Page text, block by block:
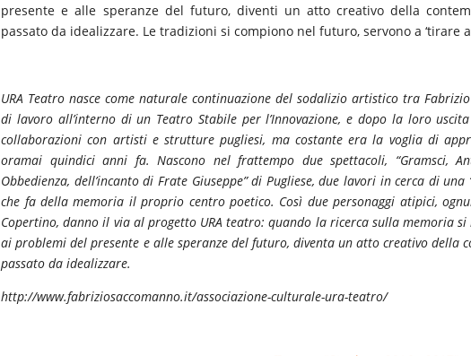
presente e alle speranze del futuro, diventi un atto creativo della
passato da idealizzare. Le tradizioni si compiono nel futuro, servono a ‘tirare
URA Teatro nasce come naturale continuazione del sodalizio artistico tra
di lavoro all’interno di un Teatro Stabile per l’Innovazione, e dopo la loro
collaborazioni con artisti e strutture pugliesi, ma costante era la voglia di
oramai quindici anni fa. Nascono nel frattempo due spettacoli, “Gramsci,
Obbedienza, dell’incanto di Frate Giuseppe” di Pugliese, due lavori in cerca di
che fa della memoria il proprio centro poetico. Così due personaggi atipici,
Copertino, danno il via al progetto URA teatro: quando la ricerca sulla memoria
ai problemi del presente e alle speranze del futuro, diventa un atto creativo della
passato da idealizzare.
http://www.fabriziosaccomanno.it/associazione-culturale-ura-teatro/